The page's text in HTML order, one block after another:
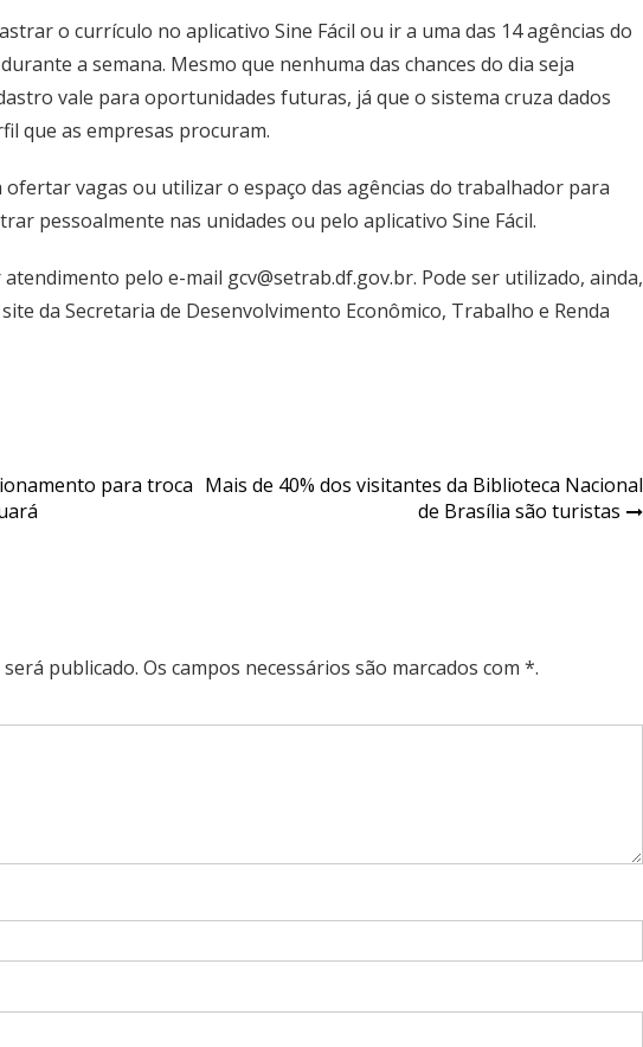
o currículo no aplicativo Sine Fácil ou ir a uma das 14 agências do
a semana. Mesmo que nenhuma das chances do dia seja
vale para oportunidades futuras, já que o sistema cruza dados
que as empresas procuram.
ofertar vagas ou utilizar o espaço das agências do trabalhador para
pessoalmente nas unidades ou pelo aplicativo Sine Fácil.
pelo e-mail gcv@setrab.df.gov.br. Pode ser utilizado, ainda,
da Secretaria de Desenvolvimento Econômico, Trabalho e Renda
para troca Mais de 40% dos visitantes da Biblioteca Nacional
de Brasília são turistas
publicado. Os campos necessários são marcados com *.